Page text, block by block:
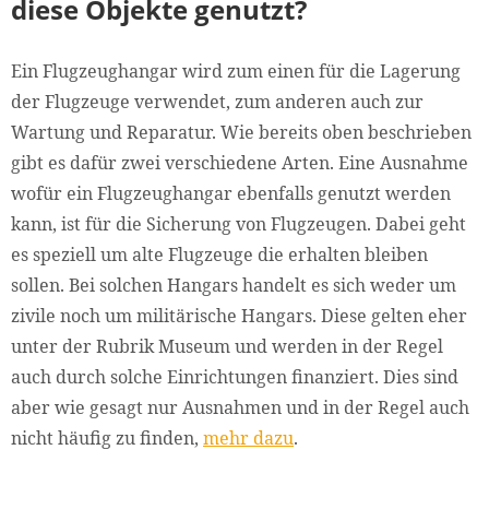
diese Objekte genutzt?
Ein Flugzeughangar wird zum einen für die Lagerung
der Flugzeuge verwendet, zum anderen auch zur
Wartung und Reparatur. Wie bereits oben beschrieben
gibt es dafür zwei verschiedene Arten. Eine Ausnahme
wofür ein Flugzeughangar ebenfalls genutzt werden
kann, ist für die Sicherung von Flugzeugen. Dabei geht
es speziell um alte Flugzeuge die erhalten bleiben
sollen. Bei solchen Hangars handelt es sich weder um
zivile noch um militärische Hangars. Diese gelten eher
unter der Rubrik Museum und werden in der Regel
auch durch solche Einrichtungen finanziert. Dies sind
aber wie gesagt nur Ausnahmen und in der Regel auch
nicht häufig zu finden, mehr dazu.